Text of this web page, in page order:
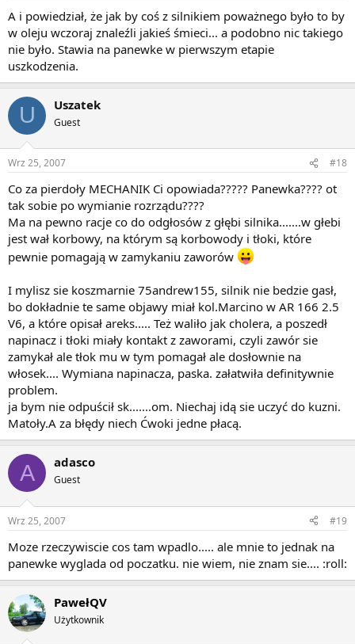
A i powiedział, że jak by coś z silnikiem poważnego było to by
w oleju wczoraj znaleźli jakieś śmieci... a podobno nic takiego
nie było. Stawia na panewke w pierwszym etapie
uszkodzenia.
U Uszatek
Guest
Wrz 25, 2007 #18
Co za pierdoły MECHANIK Ci opowiada????? Panewka???? ot
tak sobie po wymianie rozrządu????
Ma na pewno racje co do odgłosów z głębi silnika.......w głebi
jest wał korbowy, na którym są korbowody i tłoki, które
pewnie pomagają w zamykaniu zaworów
I mylisz sie koszmarnie 75andrew155, silnik nie bedzie gasł,
bo dokładnie te same objawy miał kol.Marcino w AR 166 2.5
V6, a które opisał areks..... Też waliło jak cholera, a poszedł
napinacz i tłoki miały kontakt z zaworami, czyli zawór sie
zamykał ale tłok mu w tym pomagał ale dosłownie na
włosek.... Wymiana napinacza, paska. załatwiła definitywnie
problem.
ja bym nie odpuścił sk.......om. Niechaj idą sie uczyć do kuzni.
Matoły.A za błędy niech Ćwoki jedne płacą.
A adasco
Guest
Wrz 25, 2007 #19
Moze rzeczywiscie cos tam wpadlo..... ale mnie to jednak na
panewke wyglada od poczatku. nie wiem, nie znam sie.... :roll:
PawełQV
Użytkownik